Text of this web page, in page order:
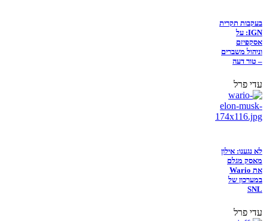
בעקבות תקרית
IGN: על
אסקפיזם
וניהול משברים
– טור דעה
עדי פרל
לא נגענו: אילון
מאסק מגלם
את Wario
במערכון של
SNL
עדי פרל